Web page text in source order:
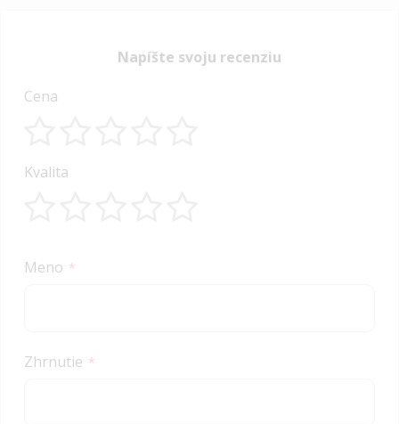
Napíšte svoju recenziu
Cena
star
stars
stars
stars
stars
Kvalita
Meno
Zhrnutie